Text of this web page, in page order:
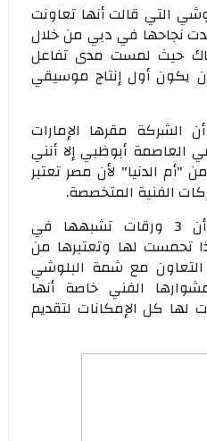
التي قالت أنها تعاونت
نجاحها في دبي من خلال
حيث لمست مدى تفاعل
يكون أول إنتاج موسيقي
الشركة مقرها الإمارات
العاصمة أبوظبي إلا أنني
"أم الدنيا" لأن مصر تعتبر
الفنية المتخصصة.
أما إيمان دياب فقالت أن 3 ورقات تشبهها في
تحمست لها وتعتبرها من
التعاون مع شمة البلوشي
الفني خاصة أنها
كل الإمكانات لتقديم